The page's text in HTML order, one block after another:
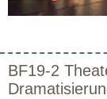
BF19-2